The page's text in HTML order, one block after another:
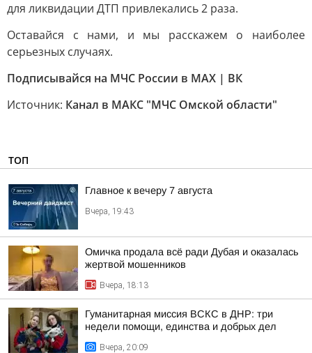
для ликвидации ДТП привлекались 2 раза.
Оставайся с нами, и мы расскажем о наиболее
серьезных случаях.
Подписывайся на МЧС России в MAX | ВК
Источник: Канал в МАКС "МЧС Омской области"
ТОП
Главное к вечеру 7 августа
Вчера, 19:43
Омичка продала всё ради Дубая и оказалась
жертвой мошенников
Вчера, 18:13
Гуманитарная миссия ВСКС в ДНР: три
недели помощи, единства и добрых дел
Вчера, 20:09